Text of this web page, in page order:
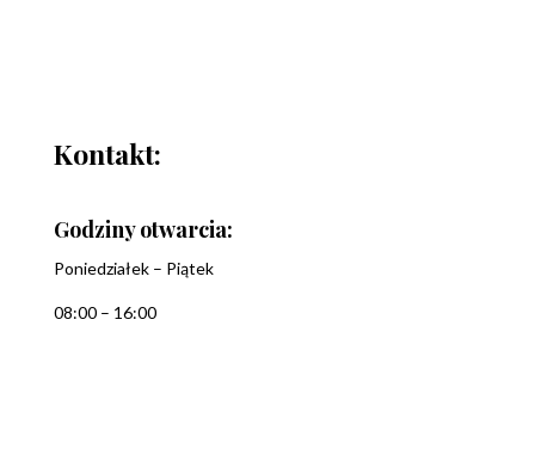
Kontakt:
Godziny otwarcia:
Poniedziałek – Piątek
08:00 – 16:00